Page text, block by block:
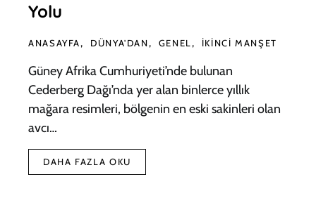
Yolu
ANASAYFA DÜNYA'DAN GENEL İKINCI MANŞET
Güney Afrika Cumhuriyeti’nde bulunan
Cederberg Dağı’nda yer alan binlerce yıllık
mağara resimleri, bölgenin en eski sakinleri olan
avcı…
DAHA FAZLA OKU